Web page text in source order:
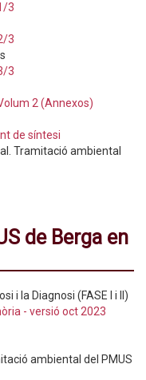
3
3
3
2 (Annexos)
de síntesi
Tramitació ambiental
de Berga en
i la Diagnosi (FASE I i II)
- versió oct 2023
ambiental del PMUS